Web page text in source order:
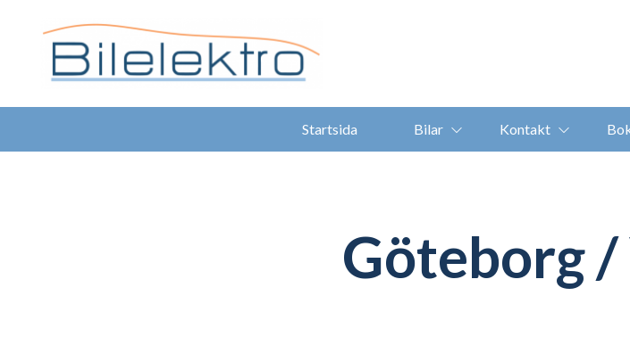
Startsida Bilar Kontakt
Göteborg